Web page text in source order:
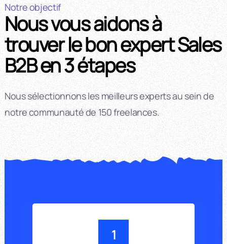
Notre objectif
Nous vous aidons à
trouver le bon expert Sales
B2B en 3 étapes
Nous sélectionnons les meilleurs experts au sein de
notre communauté de 150 freelances.
1